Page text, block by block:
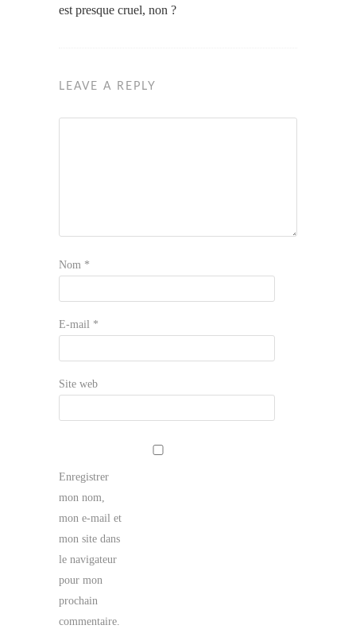
est presque cruel, non ?
LEAVE A REPLY
Nom *
E-mail *
Site web
Enregistrer
mon nom,
mon e-mail et
mon site dans
le navigateur
pour mon
prochain
commentaire.